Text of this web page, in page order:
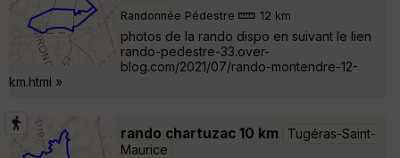
Randonnée Pédestre 12 km
photos de la rando dispo en suivant le lien
rando-pedestre-33.over-
blog.com/2021/07/rando-montendre-12-
km.html »
rando chartuzac 10 km
Tugéras-Saint-
Maurice